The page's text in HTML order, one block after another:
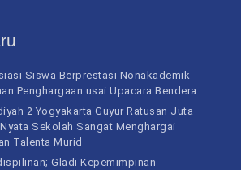
Siswa Berprestasi Nonakademik
Penghargaan usai Upacara Bendera
2 Yogyakarta Guyur Ratusan Juta
Sekolah Sangat Menghargai
Talenta Murid
Gladi Kepemimpinan